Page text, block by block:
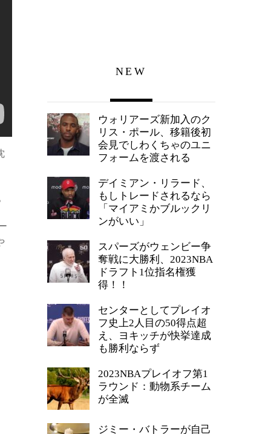
NEW
ウォリアーズ新加入のク
リス・ポール、移籍後初
会見でしわくちゃのユニ
フォームを渡される
デイミアン・リラード、
もしトレードされるなら
「マイアミかブルックリ
ンがいい」
スパーズがウェンビー争
奪戦に大勝利、2023NBA
ドラフト1位指名権獲
得！！
センターとしてプレイオ
フ史上2人目の50得点超
え、ヨキッチが快挙達成
も勝利ならず
2023NBAプレイオフ第1
ラウンド：動物系チーム
が全滅
ジミー・バトラーが自己